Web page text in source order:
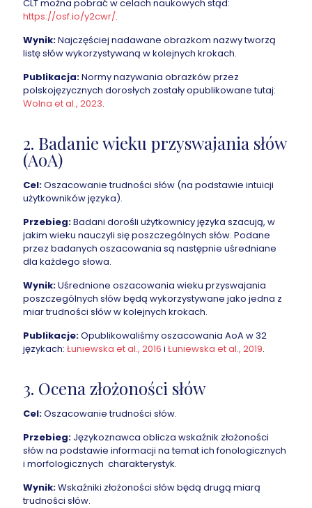
CLT można pobrać w celach naukowych stąd:
https://osf.io/y2cwr/.
Wynik:Najczęściej nadawane obrazkom nazwy tworzą
listę słów wykorzystywaną w kolejnych krokach.
Publikacja:Normy nazywania obrazków przez
polskojęzycznych dorosłych zostały opublikowane tutaj:
Wolna et al., 2023.
2. Badanie wieku przyswajania słów
(AoA)
Cel:Oszacowanie trudności słów (na podstawie intuicji
użytkowników języka).
Przebieg:Badani dorośli użytkownicy języka szacują, w
jakim wieku nauczyli się poszczególnych słów. Podane
przez badanych oszacowania są następnie uśredniane
dla każdego słowa.
Wynik:Uśrednione oszacowania wieku przyswajania
poszczególnych słów będą wykorzystywane jako jedna z
miar trudności słów w kolejnych krokach.
Publikacje:Opublikowaliśmy oszacowania AoA w 32
językach: Łuniewska et al., 2016 i Łuniewska et al., 2019.
3. Ocena złożoności słów
Cel:Oszacowanie trudności słów.
Przebieg: Językoznawca oblicza wskaźnik złożoności
słów na podstawie informacji na temat ich fonologicznych
i morfologicznych charakterystyk.
Wynik:Wskaźniki złożoności słów będą drugą miarą
trudności słów.